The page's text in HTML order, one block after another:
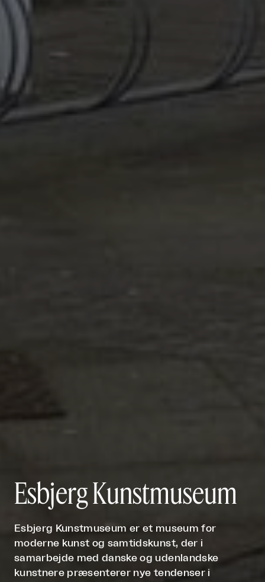
Esbjerg Kunstmuseum
Esbjerg Kunstmuseum er et museum for
moderne kunst og samtidskunst, der i
samarbejde med danske og udenlandske
kunstnere præsenterer nye tendenser i